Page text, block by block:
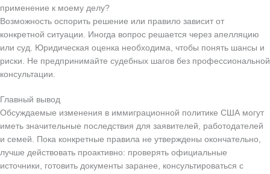
применение к моему делу?
Возможность оспорить решение или правило зависит от
конкретной ситуации. Иногда вопрос решается через апелляцию
или суд. Юридическая оценка необходима, чтобы понять шансы и
риски. Не предпринимайте судебных шагов без профессиональной
консультации.
Главный вывод
Обсуждаемые изменения в иммиграционной политике США могут
иметь значительные последствия для заявителей, работодателей
и семей. Пока конкретные правила не утверждены окончательно,
лучше действовать проактивно: проверять официальные
источники, готовить документы заранее, консультироваться с